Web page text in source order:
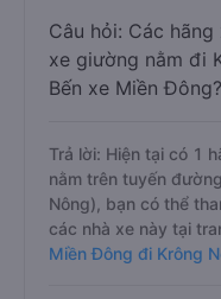
Câu hỏi: Các
xe giường nằm đi
Bến xe Miền Đông?
Trả lời: Hiện tại có 1
nằm trên tuyến
Nông), bạn có thể
các nhà xe này tại
Miền Đông đi Krông